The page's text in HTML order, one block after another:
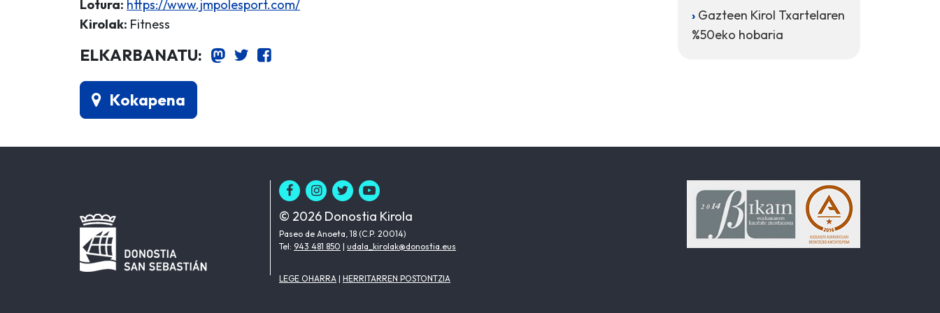
Lotura: https://www.jmpolesport.com/
Kirolak: Fitness
ELKARBANATU:
Kokapena
Gazteen Kirol Txartelaren
%50eko hobaria
© 2026 Donostia Kirola
Paseo de Anoeta, 18 (C.P. 20014)
Tel: 943 481 850 | udala_kirolak@donostia.eus
LEGE OHARRA | HERRITARREN POSTONTZIA